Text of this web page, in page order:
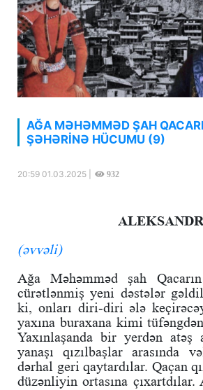
AĞA MƏHƏMMƏD ŞAH
ŞƏHƏRİNƏ HÜCUMU (9)
20:59 01.03.2025 | 932
(əvvəli)
Ağa Məhəmməd şah
cürətlənmiş yeni dəstələr
ki, onları diri-diri ələ
yaxına buraxana kimi
Yaxınlaşanda bir yerdən atəş
yanaşı qızılbaşlar arasında
dərhal geri qaytardılar. Qaçan
düzənliyin ortasına çıxartdılar.